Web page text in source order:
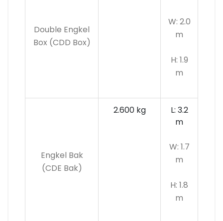
Double Engkel
Box (CDD Box)
W: 2.0
m
H: 1.9
m
Engkel Bak
(CDE Bak)
2.600 kg
L: 3.2
m
W: 1.7
m
H: 1.8
m